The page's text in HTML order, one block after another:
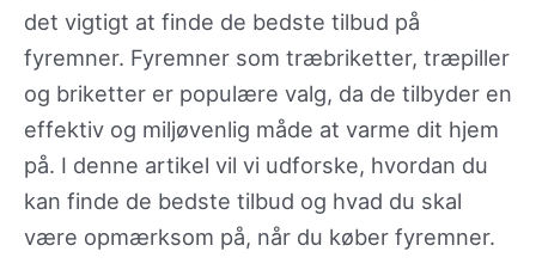
det vigtigt at finde de bedste tilbud på
fyremner. Fyremner som træbriketter, træpiller
og briketter er populære valg, da de tilbyder en
effektiv og miljøvenlig måde at varme dit hjem
på. I denne artikel vil vi udforske, hvordan du
kan finde de bedste tilbud og hvad du skal
være opmærksom på, når du køber fyremner.